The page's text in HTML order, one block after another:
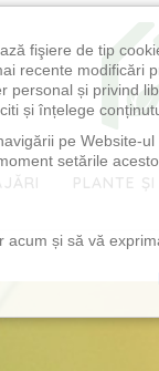
PLANTE
fişiere de tip
recente modificări
personal și privind
și înțelege
pe Website-
setările
acum și să vă